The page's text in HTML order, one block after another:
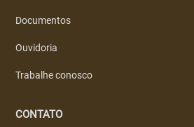
Documentos
Ouvidoria
Trabalhe conosco
CONTATO